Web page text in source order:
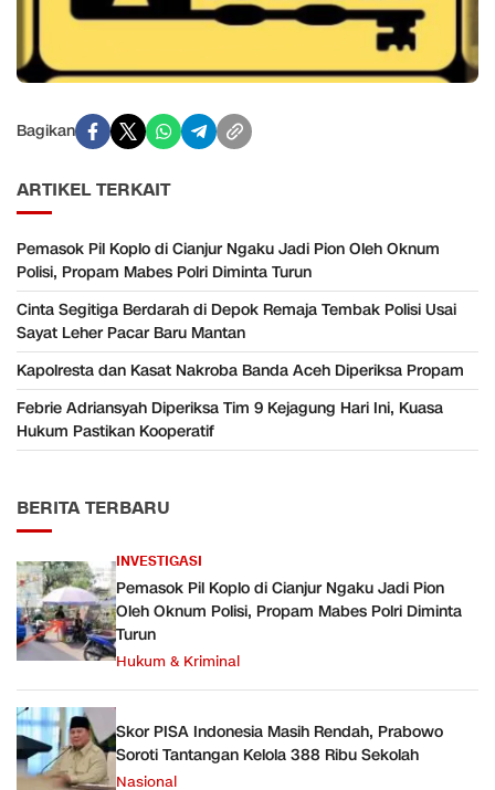
Bagikan
ARTIKEL TERKAIT
Pemasok Pil Koplo di Cianjur Ngaku Jadi Pion Oleh Oknum
Polisi, Propam Mabes Polri Diminta Turun
Cinta Segitiga Berdarah di Depok Remaja Tembak Polisi Usai
Sayat Leher Pacar Baru Mantan
Kapolresta dan Kasat Nakroba Banda Aceh Diperiksa Propam
Febrie Adriansyah Diperiksa Tim 9 Kejagung Hari Ini, Kuasa
Hukum Pastikan Kooperatif
BERITA TERBARU
INVESTIGASI
Pemasok Pil Koplo di Cianjur Ngaku Jadi Pion
Oleh Oknum Polisi, Propam Mabes Polri Diminta
Turun
Hukum & Kriminal
Skor PISA Indonesia Masih Rendah, Prabowo
Soroti Tantangan Kelola 388 Ribu Sekolah
Nasional